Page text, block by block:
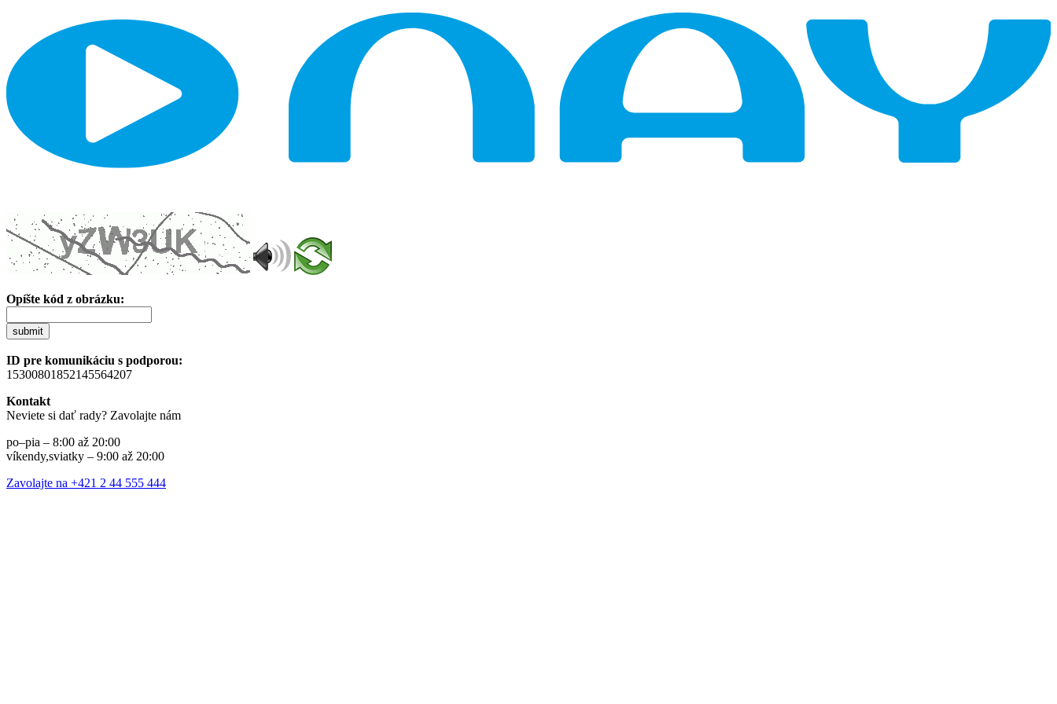
Opíšte kód z obrázku:
submit
ID pre komunikáciu s podporou:
15300801852145564207
Kontakt
Neviete si dať rady? Zavolajte nám
po–pia – 8:00 až 20:00
víkendy,sviatky – 9:00 až 20:00
Zavolajte na +421 2 44 555 444